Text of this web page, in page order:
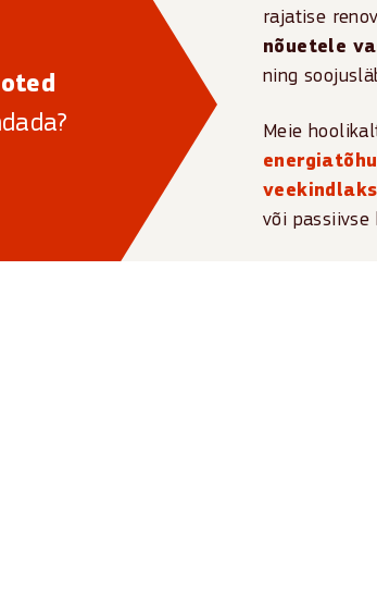
energiatõhusaid ning
varieeruvad riikide lõikes.
rajatise
nõuetele
ning
Meie
või passiivse